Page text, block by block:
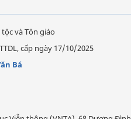
và Tôn giáo
cấp ngày 17/10/2025
Bá